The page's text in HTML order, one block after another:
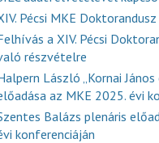
Pécsi MKE
a XIV. Pécsi
részvételre
László „Kornai
az MKE 2025. évi
Balázs plenáris
konferenciáján